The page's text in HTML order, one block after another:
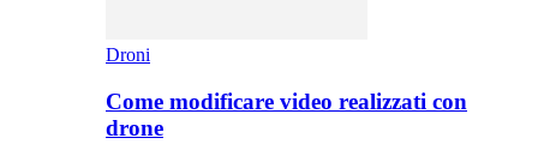
Droni
Come modificare video realizzati con
drone